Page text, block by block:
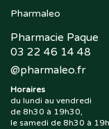
Pharmaleo
Pharmacie Paque
03 22 46 14 48
@pharmaleo.fr
Horaires
du lundi au vendredi
de 8h30 à 19h30,
le samedi de 8h30 à